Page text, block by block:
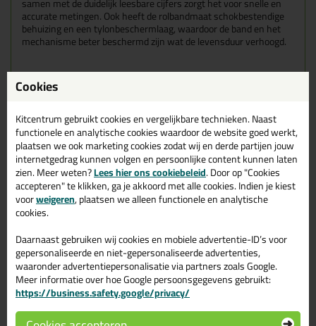
accurate metingen. Ook heeft de rolbandmaat schokbestendige
behuizing en een tylonbeschermlaag, waardoor de band en het
mechanisme beter beschermd zijn wat de levensduur verhoogd.
Kenmerken
Innovatief en ergonomisch ontwerp: lichte en compacte
Zachte greep voor een maximaal comfort tijdens het
gebruik
Schokbestendige behuizing voor een verhoogde
bescherming van de band en het mechanisme
Nieuwe Tylon beschermlaag, 1,5 x meer bestand tegen
slijtage: verbeterde leesbaarheid en langere levensduur
Matte, niet-reflecterende afwerking van de band
voorkomt weerkaatsing van (zon)licht
Manueel vergrendelsysteem
Eindhaak met 2 of 3 popnagels op het blad bevestigd voor
verhoogde sterkte en duurzaamheid
Handige broekklem om de rolmeter snel en bij de hand op
te bergen
Nauwkeurigheid: klasse II
EAN: 3253560306977
Cookies
Kitcentrum gebruikt cookies en vergelijkbare technieken. Naast
functionele en analytische cookies waardoor de website goed werkt,
plaatsen we ook marketing cookies zodat wij en derde partijen jouw
internetgedrag kunnen volgen en persoonlijke content kunnen laten
zien. Meer weten?Lees hier ons cookiebeleid. Door op "Cookies
accepteren" te klikken, ga je akkoord met alle cookies. Indien je kiest
voorweigeren, plaatsen we alleen functionele en analytische
cookies.
Daarnaast gebruiken wij cookies en mobiele advertentie-ID’s voor
gepersonaliseerde en niet-gepersonaliseerde advertenties,
waaronder advertentiepersonalisatie via partners zoals Google.
Meer informatie over hoe Google persoonsgegevens gebruikt:
https://business.safety.google/privacy/